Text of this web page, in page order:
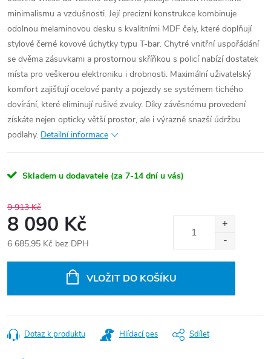
minimalismu a vzdušnosti. Její precizní konstrukce kombinuje
odolnou melaminovou desku s kvalitními MDF čely, které doplňují
stylové černé kovové úchytky typu T-bar. Chytré vnitřní uspořádání
se dvěma zásuvkami a prostornou skříňkou s policí nabízí dostatek
místa pro veškerou elektroniku i drobnosti. Maximální uživatelský
komfort zajišťují ocelové panty a pojezdy se systémem tichého
dovírání, které eliminují rušivé zvuky. Díky závěsnému provedení
získáte nejen opticky větší prostor, ale i výrazně snazší údržbu
podlahy. Detailní informace
Skladem u dodavatele (za 7-14 dní u vás)
9 913 Kč
8 090 Kč
6 685,95 Kč bez DPH
VLOŽIT DO KOŠÍKU
Dotaz k produktu Hlídací pes Sdílet